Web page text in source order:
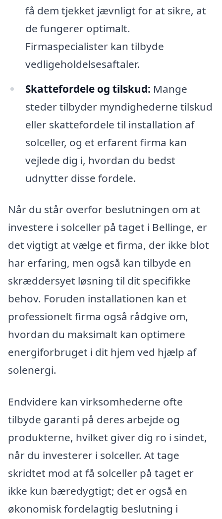
få dem tjekket jævnligt for at sikre, at
de fungerer optimalt.
Firmaspecialister kan tilbyde
vedligeholdelsesaftaler.
Skattefordele og tilskud: Mange
steder tilbyder myndighederne tilskud
eller skattefordele til installation af
solceller, og et erfarent firma kan
vejlede dig i, hvordan du bedst
udnytter disse fordele.
Når du står overfor beslutningen om at
investere i solceller på taget i Bellinge, er
det vigtigt at vælge et firma, der ikke blot
har erfaring, men også kan tilbyde en
skræddersyet løsning til dit specifikke
behov. Foruden installationen kan et
professionelt firma også rådgive om,
hvordan du maksimalt kan optimere
energiforbruget i dit hjem ved hjælp af
solenergi.
Endvidere kan virksomhederne ofte
tilbyde garanti på deres arbejde og
produkterne, hvilket giver dig ro i sindet,
når du investerer i solceller. At tage
skridtet mod at få solceller på taget er
ikke kun bæredygtigt; det er også en
økonomisk fordelagtig beslutning i